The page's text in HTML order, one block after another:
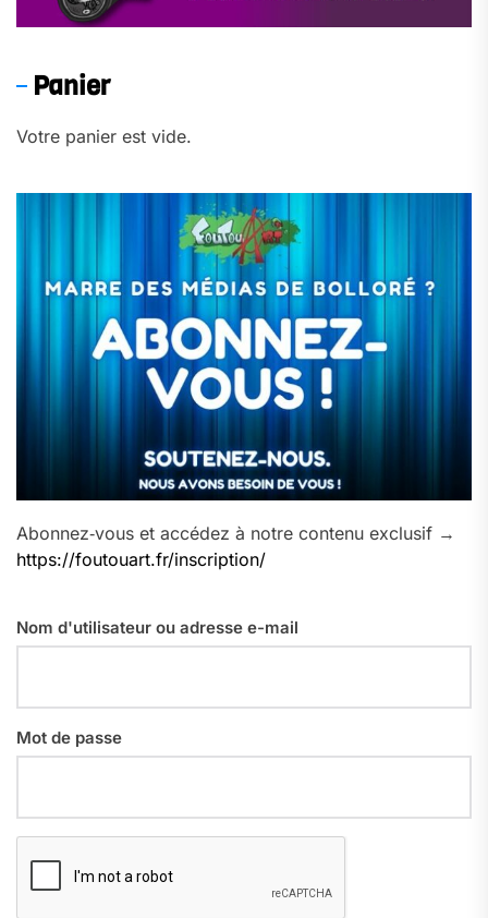
Panier
Votre panier est vide.
Abonnez‑vous et accédez à notre contenu exclusif →
https://foutouart.fr/inscription/
Nom d'utilisateur ou adresse e-mail
Mot de passe